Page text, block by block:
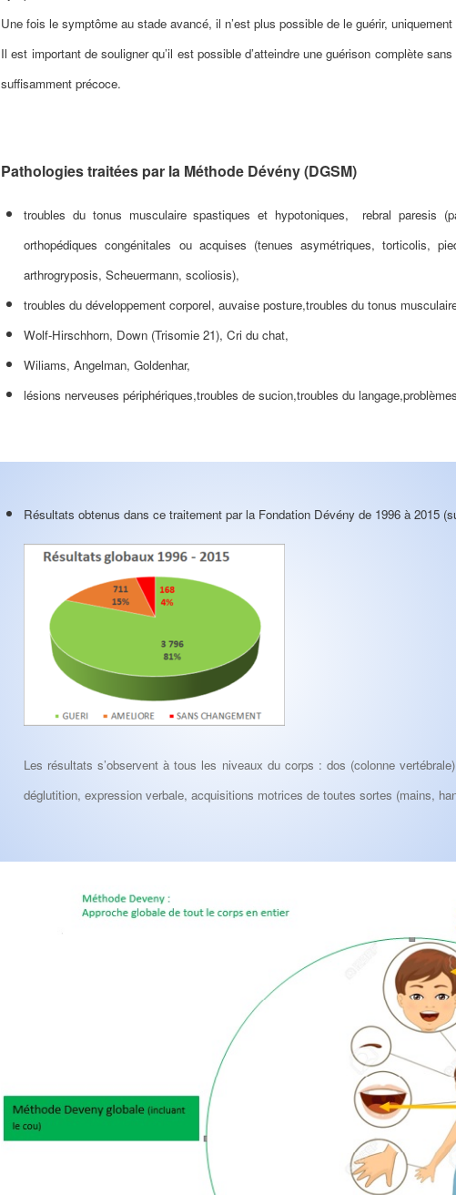
Une fois le symptôme au stade avancé, il n’est plus possible de le guérir, uniquement
Il est important de souligner qu’il est possible d’atteindre une guérison complète
suffisamment précoce.
Pathologies traitées par la Méthode Dévény (DGSM)
troubles du tonus musculaire spastiques et hypotoniques, rebral paresis
orthopédiques congénitales ou acquises (tenues asymétriques, torticolis,
arthrogryposis, Scheuermann, scoliosis),
troubles du développement corporel,auvaise posture,troubles du tonus
Wolf-Hirschhorn, Down (Trisomie 21), Cri du chat,
Wiliams, Angelman, Goldenhar,
lésions nerveuses périphériques,troubles de sucion,troubles du langage,
Résultats obtenus dans ce traitement par la Fondation Dévény de 1996 à 2015
Les résultats s’observent à tous les niveaux du corps : dos (colonne
déglutition, expression verbale, acquisitions motrices de toutes sortes (mains,